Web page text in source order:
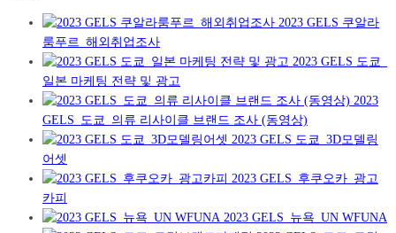
2023 GELS 쿠알라
룸푸르_해외취업조사
2023 GELS 도쿄_
일본 마케팅 전략 및 광고
2023
GELS_도쿄_의류 리사이클 브랜드 조사 (동영상)
2023 GELS 도쿄_3D모델링
어셋
2023 GELS_후쿠오카_광고
카피
2023 GELS_뉴욕_UN WFUNA